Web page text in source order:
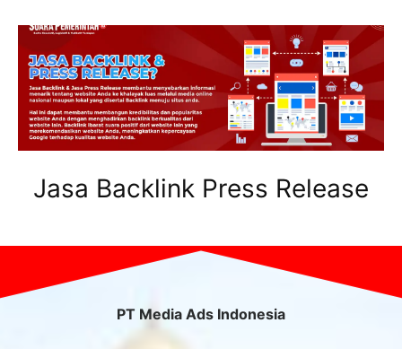
Jasa Backlink Press Release
PT Media Ads Indonesia